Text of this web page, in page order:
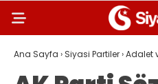
Ana Sayfa › Siyasi Partiler›Adalet